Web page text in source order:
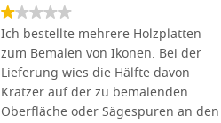
Ich bestellte mehrere Holzplatten
zum Bemalen von Ikonen. Bei der
Lieferung wies die Hälfte davon
Kratzer auf der zu bemalenden
Oberfläche oder Sägespuren an den